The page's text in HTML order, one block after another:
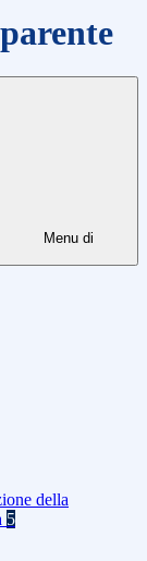
Menu di
della
5